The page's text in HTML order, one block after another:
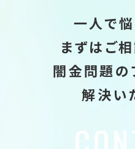
一人で悩
まずはご相
闇金問題の
解決い